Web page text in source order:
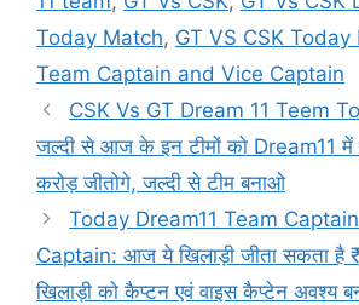
Today Match, GT VS CSK Today
Team Captain and Vice Captain
CSK Vs GT Dream 11 Teem
जल्दी से आज के इन टीमों को Dream11 में
करोड़ जीतोगे, जल्दी से टीम बनाओ
Today Dream11 Team
Captain: आज ये खिलाड़ी जीता सकता है
खिलाड़ी को कैप्टन एवं वाइस कैप्टेन अवश्य